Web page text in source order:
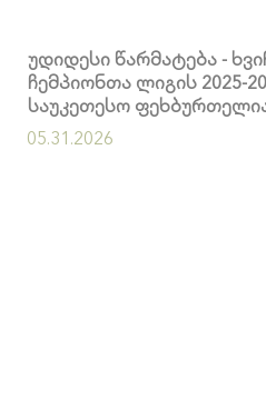
უდიდესი წარმატება -
ჩემპიონთა ლიგის 2025-
საუკეთესო
05.31.2026